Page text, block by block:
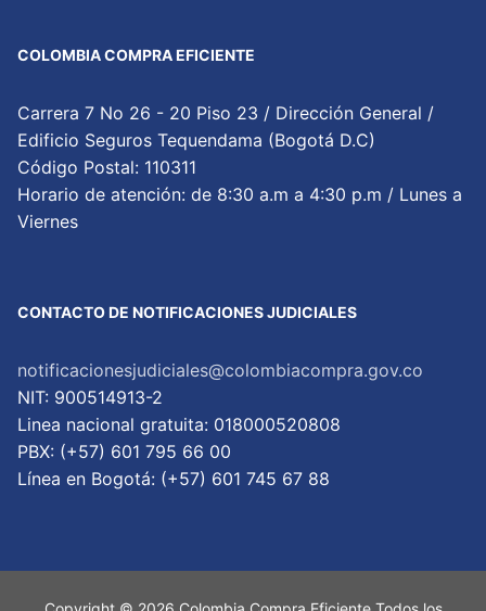
COLOMBIA COMPRA EFICIENTE
Carrera 7 No 26 - 20 Piso 23 / Dirección General /
Edificio Seguros Tequendama (Bogotá D.C)
Código Postal: 110311
Horario de atención: de 8:30 a.m a 4:30 p.m / Lunes a
Viernes
CONTACTO DE NOTIFICACIONES JUDICIALES
notificacionesjudiciales@colombiacompra.gov.co
NIT: 900514913-2
Linea nacional gratuita: 018000520808
PBX: (+57) 601 795 66 00
Lí­nea en Bogotá: (+57) 601 745 67 88